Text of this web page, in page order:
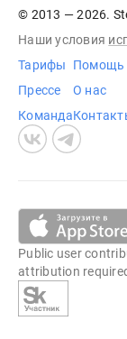
© 2013 — 2026.
Наши условия
Тарифы
Прессе
Команда
Помощь
О нас
Public user
attribution